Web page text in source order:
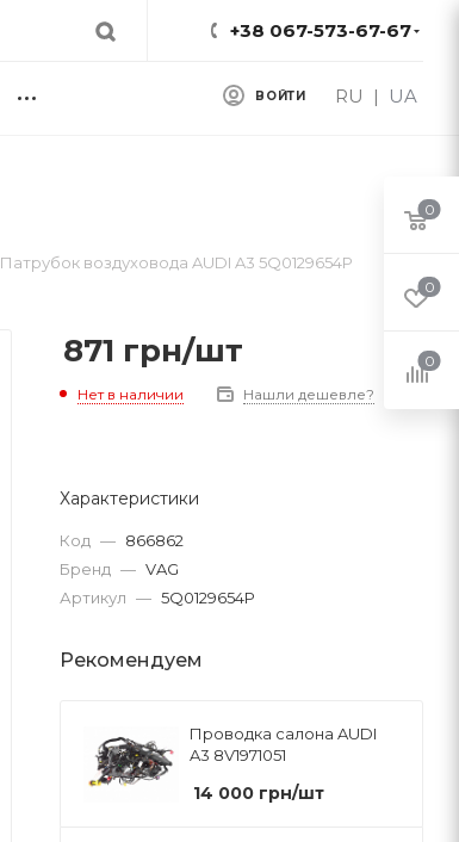
+38 067-573-67-67
RU | UA
ВОЙТИ
Патрубок воздуховода AUDI A3 5Q0129654P
871 грн/шт
Нет в наличии Нашли дешевле?
Характеристики
Код — 866862
Бренд — VAG
Артикул — 5Q0129654P
Рекомендуем
Проводка салона AUDI
A3 8V1971051
14 000 грн/шт
0
0
0